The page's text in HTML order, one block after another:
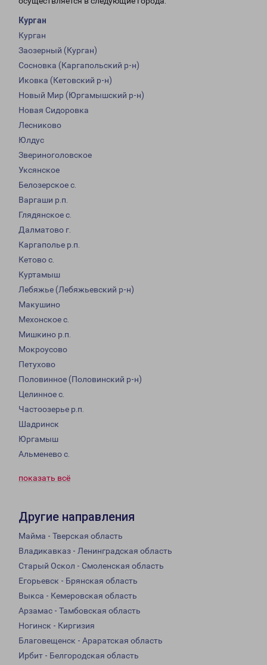
Курган
Курган
Заозерный (Курган)
Сосновка (Каргапольский р-н)
Иковка (Кетовский р-н)
Новый Мир (Юргамышский р-н)
Новая Сидоровка
Лесниково
Юлдус
Звериноголовское
Уксянское
Белозерское с.
Варгаши р.п.
Глядянское с.
Далматово г.
Каргаполье р.п.
Кетово с.
Куртамыш
Лебяжье (Лебяжьевский р-н)
Макушино
Мехонское с.
Мишкино р.п.
Мокроусово
Петухово
Половинное (Половинский р-н)
Целинное с.
Частоозерье р.п.
Шадринск
Юргамыш
Альменево с.
показать всё
Другие направления
Майма - Тверская область
Владикавказ - Ленинградская область
Старый Оскол - Смоленская область
Егорьевск - Брянская область
Выкса - Кемеровская область
Арзамас - Тамбовская область
Ногинск - Киргизия
Благовещенск - Араратская область
Ирбит - Белгородская область